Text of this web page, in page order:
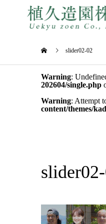
slider02-02
Warning:
202604/single.php
Warning: Attempt
content/themes/